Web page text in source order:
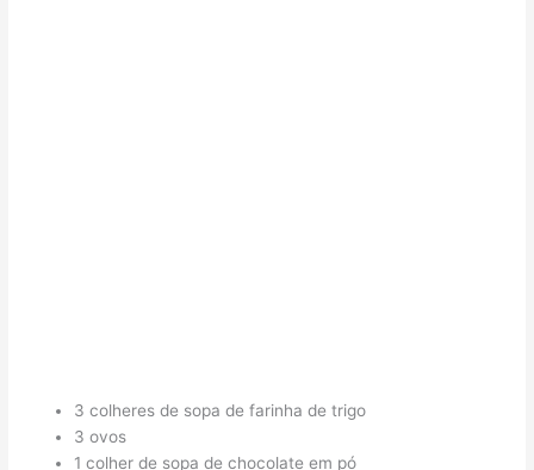
3 colheres de sopa de farinha de trigo
3 ovos
1 colher de sopa de chocolate em pó